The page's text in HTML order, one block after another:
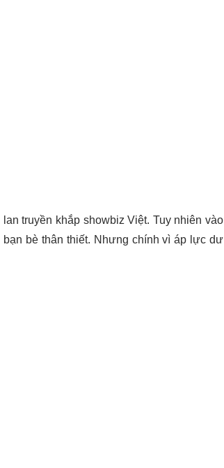
truyền khắp showbiz Việt. Tuy nhiên vào
bè thân thiết. Nhưng chính vì áp lực dư